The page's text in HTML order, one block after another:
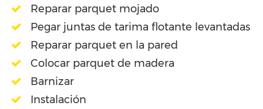
Reparar parquet mojado
Pegar juntas de tarima flotante levantadas
Reparar parquet en la pared
Colocar parquet de madera
Barnizar
Instalación